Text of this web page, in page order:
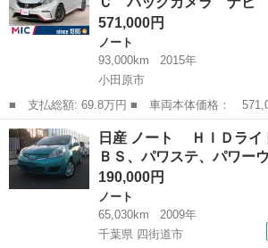
パノラミ...
571,000円
ノート
93,000km
2015年
小田原市
■ 支払総額: 69.8万円 ■ 車両本体価格： 571,000 円 ■ メーカー
名： 日産 ■ 車種名： ノート ■ グレード
ージャー ＥＴＣ バックカメラ ナビ ＴＶ
ートライト ...
神奈川 小田原市 ノート
日産 ノート ＨＩＤライ
ＢＳ、パワステ、パワー
190,000円
ノート
65,030km
2009年
千葉県 四街道市